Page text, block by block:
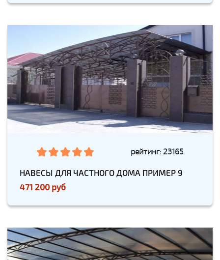
рейтинг: 23165
НАВЕСЫ ДЛЯ ЧАСТНОГО ДОМА ПРИМЕР 9
471 200 руб